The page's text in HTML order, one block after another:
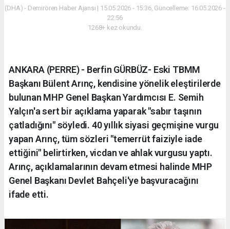
(DHA) - Demirören Haber Ajansı | 15.05.2026 - 15:36, Güncelleme: 16.05.2026 -
22:56
1268+ kez okundu.
ANKARA (PERRE) - Berfin GÜRBÜZ- Eski TBMM
Başkanı Bülent Arınç, kendisine yönelik eleştirilerde
bulunan MHP Genel Başkan Yardımcısı E. Semih
Yalçın'a sert bir açıklama yaparak "sabır taşının
çatladığını" söyledi. 40 yıllık siyasi geçmişine vurgu
yapan Arınç, tüm sözleri "temerrüt faiziyle iade
ettiğini" belirtirken, vicdan ve ahlak vurgusu yaptı.
Arınç, açıklamalarının devam etmesi halinde MHP
Genel Başkanı Devlet Bahçeli'ye başvuracağını
ifade etti.